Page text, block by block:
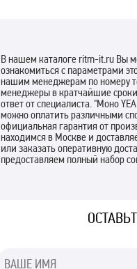
В нашем каталоге ritm-it.ru Вы
ознакомиться с параметрами
нашим менеджерам по номеру
менеджеры в кратчайшие
ответ от специалиста. "Моно
можно оплатить различными
официальная гарантия от
находимся в Москве и
или заказать оперативную
предоставляем полный набор